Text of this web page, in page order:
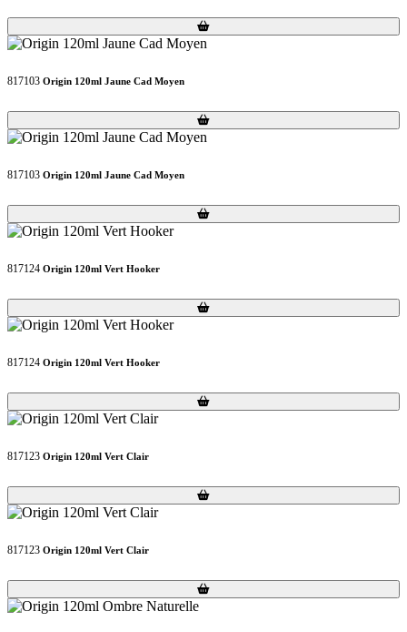
Loading...
Loading...
817103 Origin 120ml Jaune Cad Moyen
Loading...
Loading...
817103 Origin 120ml Jaune Cad Moyen
Loading...
Loading...
817124 Origin 120ml Vert Hooker
Loading...
Loading...
817124 Origin 120ml Vert Hooker
Loading...
Loading...
817123 Origin 120ml Vert Clair
Loading...
Loading...
817123 Origin 120ml Vert Clair
Loading...
Loading...